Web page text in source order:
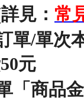
見： 常
單/單次
元
「商品